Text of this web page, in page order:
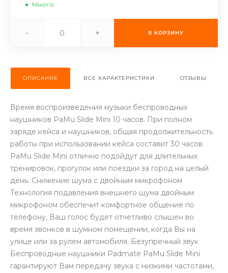
раз в 2 недели
Много
- + В КОРЗИНУ
ОПИСАНИЕ ВСЕ ХАРАКТЕРИСТИКИ ОТЗЫВЫ
Время воспроизведения музыки беспроводных
наушников PaMu Slide Mini 10 часов. При полном
заряде кейса и наушников, общая продолжительность
работы при использовании кейса составит 30 часов.
PaMu Slide Mini отлично подойдут для длительных
тренировок, прогулок или поездки за город на целый
день. Снижение шума с двойным микрофоном
Технология подавления внешнего шума двойным
микрофоном обеспечит комфортное общение по
телефону, Ваш голос будет отчетливо слышен во
время звонков в шумном помещении, когда Вы на
улице или за рулем автомобиля. Безупречный звук
Беспроводные наушники Padmate PaMu Slide Mini
гарантируют Вам передачу звука с низкими частотами,